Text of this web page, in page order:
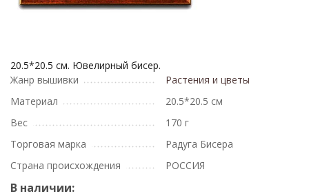
20.5*20.5 см. Ювелирный бисер.
Жанр вышивки
Растения и цветы
Материал
20.5*20.5 см
Вес
170 г
Торговая марка
Радуга Бисера
Страна происхождения
РОССИЯ
В наличии: